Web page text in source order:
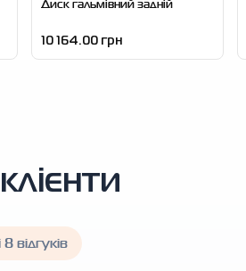
10 164.00 грн
відгуків